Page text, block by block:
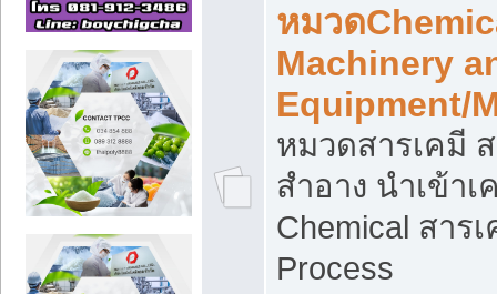
หมวด
Machinery
Equipment/
หมวดสารเคมี
สำอาง นำเข้
Chemical สาร
Process